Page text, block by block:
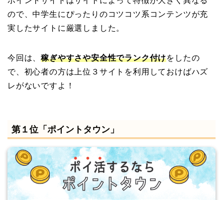
ので、中学生にぴったりのコツコツ系コンテンツが充
実したサイトに厳選しました。
今回は、稼ぎやすさや安全性でランク付けをしたの
で、初心者の方は上位３サイトを利用しておけばハズ
レがないですよ！
第１位「ポイントタウン」